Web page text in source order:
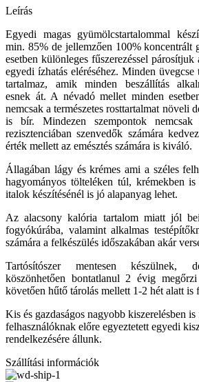
Leírás
Egyedi magas gyümölcstartalommal
min. 85% de jellemzően 100% koncentrált
esetben különleges fűszerezéssel
egyedi ízhatás eléréséhez. Minden
tartalmaz, amik minden beszállítás
esnek át. A névadó mellet minden
nemcsak a természetes rosttartalmat növeli
is bír. Mindezen szempontok
rezisztenciában szenvedők számára
érték mellett az emésztés számára is kiváló.
Állagában lágy és krémes ami a széles
hagyományos tölteléken túl, krémekben
italok készítésénél is jó alapanyag lehet.
Az alacsony kalória tartalom miatt jól
fogyókúrába, valamint alkalmas
számára a felkészülés időszakában akár
Tartósítószer mentesen készülnek,
köszönhetően bontatlanul 2 évig megőrzi
követően hűtő tárolás mellett 1-2 hét alatt is
Kis és gazdaságos nagyobb kiszerelésben
felhasználóknak előre egyeztetett egyedi
rendelkezésére állunk.
Szállítási információk